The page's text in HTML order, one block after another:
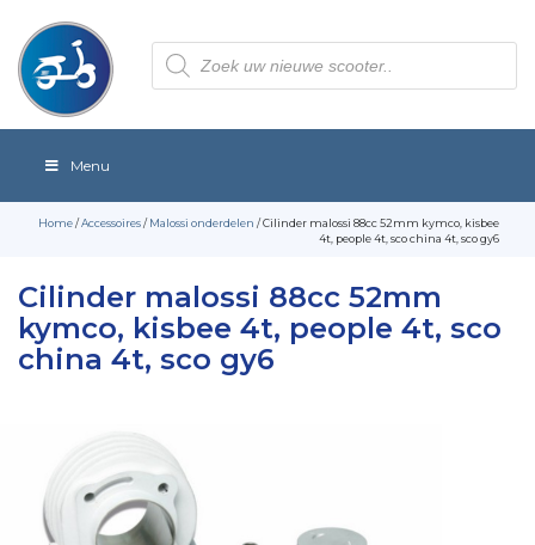
Producten
zoeken
Menu
Home/Accessoires/Malossi onderdelen / Cilinder malossi 88cc 52mm kymco, kisbee
4t, people 4t, sco china 4t, sco gy6
Cilinder malossi 88cc 52mm
kymco, kisbee 4t, people 4t, sco
china 4t, sco gy6